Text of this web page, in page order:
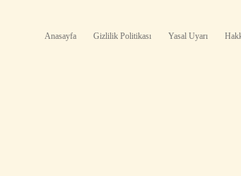
Anasayfa Gizlilik Politikası Yasal Uyarı